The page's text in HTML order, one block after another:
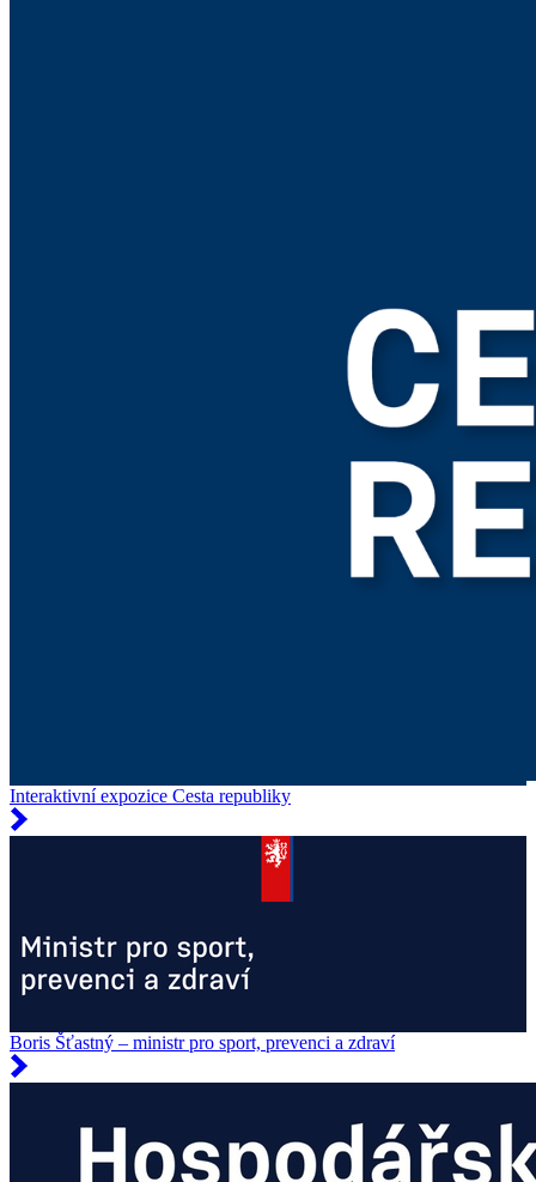
Interaktivní expozice Cesta republiky
Boris Šťastný – ministr pro sport, prevenci a zdraví